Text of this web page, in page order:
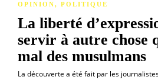
OPINION, POLITIQUE
La liberté
servir à autre chose
mal des musulmans
La découverte a été fait par les